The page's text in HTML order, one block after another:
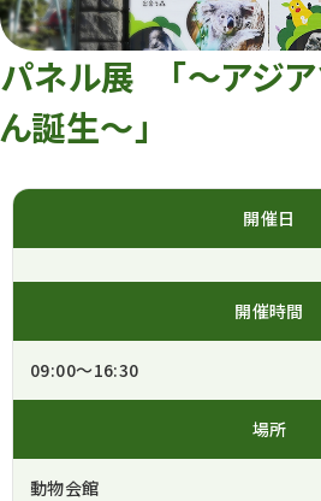
パネル展 「～アジ
ん誕生～」
開催日
開催時間
09:00～16:30
場所
動物会館